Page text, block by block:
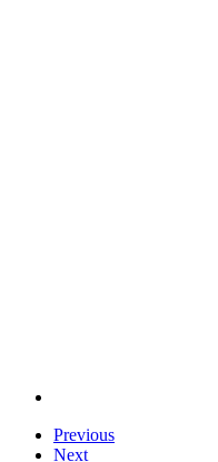
Previous
Next